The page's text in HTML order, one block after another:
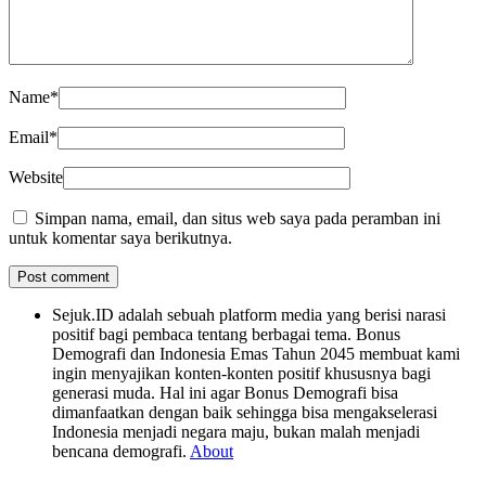
Name*
Email*
Website
Simpan nama, email, dan situs web saya pada peramban ini
untuk komentar saya berikutnya.
Sejuk.ID adalah sebuah platform media yang berisi narasi
positif bagi pembaca tentang berbagai tema. Bonus
Demografi dan Indonesia Emas Tahun 2045 membuat kami
ingin menyajikan konten-konten positif khususnya bagi
generasi muda. Hal ini agar Bonus Demografi bisa
dimanfaatkan dengan baik sehingga bisa mengakselerasi
Indonesia menjadi negara maju, bukan malah menjadi
bencana demografi. About